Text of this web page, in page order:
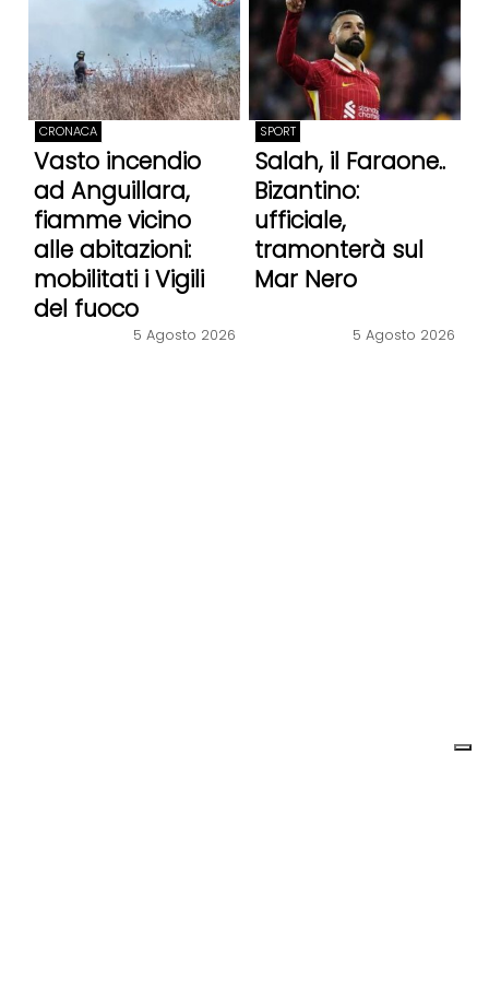
CRONACA
Vasto incendio
ad Anguillara,
fiamme vicino
alle abitazioni:
mobilitati i Vigili
del fuoco
5 Agosto 2026
SPORT
Salah, il Faraone..
Bizantino:
ufficiale,
tramonterà sul
Mar Nero
5 Agosto 2026